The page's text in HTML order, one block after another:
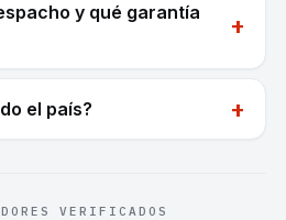
y qué garantía
+
el país? +
VERIFICADOS